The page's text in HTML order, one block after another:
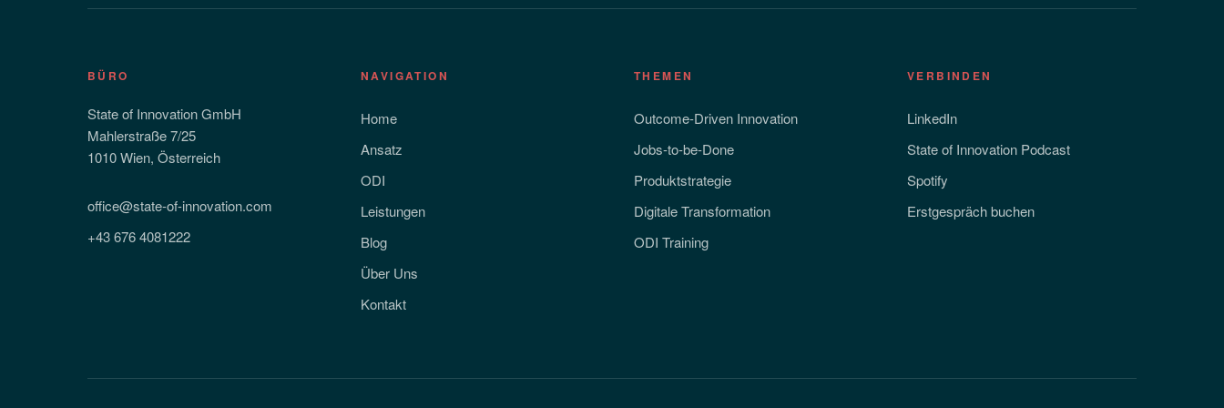
BÜRO
State of Innovation GmbH
Mahlerstraße 7/25
1010 Wien, Österreich
office@state-of-innovation.com
+43 676 4081222
NAVIGATION
Home
Ansatz
ODI
Leistungen
Blog
Über Uns
Kontakt
THEMEN
Outcome-Driven Innovation
Jobs-to-be-Done
Produktstrategie
Digitale Transformation
ODI Training
VERBINDEN
LinkedIn
State of Innovation Podcast
Spotify
Erstgespräch buchen